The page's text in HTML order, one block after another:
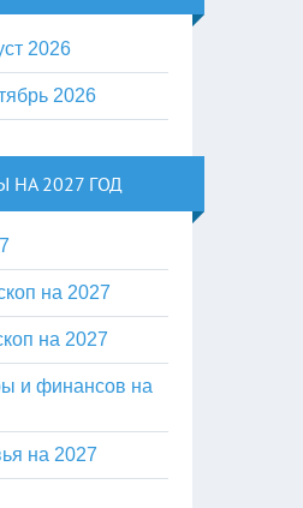
2026
2026
НА 2027 ГОД
на 2027
на 2027
и финансов на
на 2027